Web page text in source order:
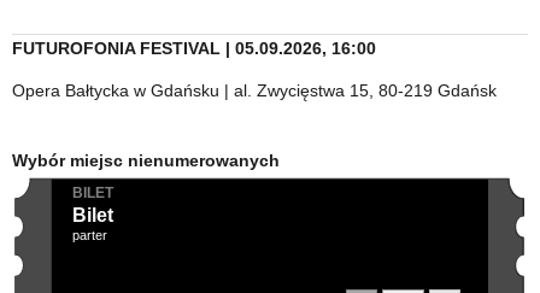
FUTUROFONIA FESTIVAL | 05.09.2026, 16:00
Opera Bałtycka w Gdańsku | al. Zwycięstwa 15, 80-219 Gdańsk
Wybór miejsc nienumerowanych
BILET
Bilet
parter